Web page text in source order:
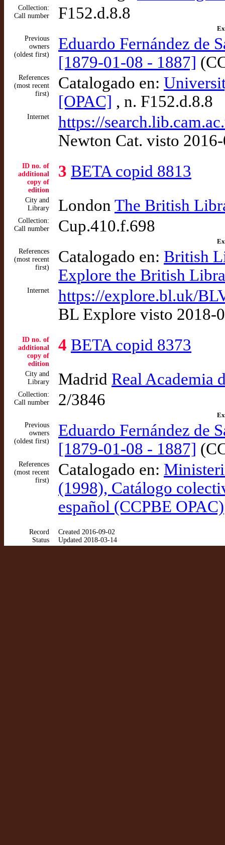
Collection:
Call number
F152.d.8.8
Previous
owners
(oldest first)
Eduardo Fernández de
[1879-01-08 - 1887]
References
(most recent
first)
Catalogado en:
[OPAC] , n. F152.d.8.8
Internet
https://
Newton Cat. visto
ID no. of
additional
copy of
edition
3 BETA copid 8813
City and
Library
London The British
Collection:
Call number
Cup.410.f.698
References
(most recent
first)
Catalogado en: British
Explore the British
Internet
https://explore.bl.uk/
BL Explore visto 2018-
ID no. of
additional
copy of
edition
4 BETA copid 8373
City and
Library
Madrid Real Academia
Collection:
Call number
2/3846
Previous
owners
(oldest first)
Eduardo Fernández de
[1879-01-08 - 1887]
References
(most recent
first)
Catalogado en:
(1998), Catálogo
español (CCPBE OPAC)
Record
Status
Created 2016-09-02
Updated 2018-03-14